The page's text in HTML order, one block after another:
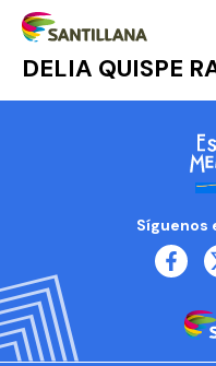
DELIA QUISPE
Síguenos